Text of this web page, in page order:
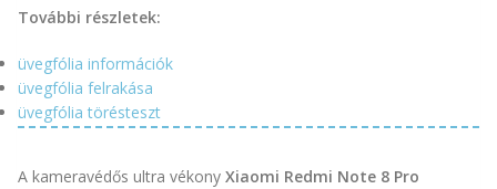
További részletek:
üvegfólia információk
üvegfólia felrakása
üvegfólia törésteszt
A kameravédős ultra vékony Xiaomi Redmi Note 8 Pro